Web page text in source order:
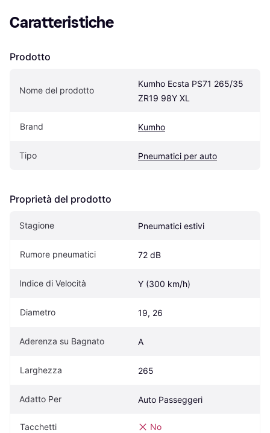
Caratteristiche
Prodotto
Nome del prodotto
Kumho Ecsta PS71 265/35
ZR19 98Y XL
Brand Kumho
Tipo Pneumatici per auto
Proprietà del prodotto
Stagione Pneumatici estivi
Rumore pneumatici 72 dB
Indice di Velocità Y (300 km/h)
Diametro 19, 26
Aderenza su Bagnato A
Larghezza 265
Adatto Per Auto Passeggeri
Tacchetti No